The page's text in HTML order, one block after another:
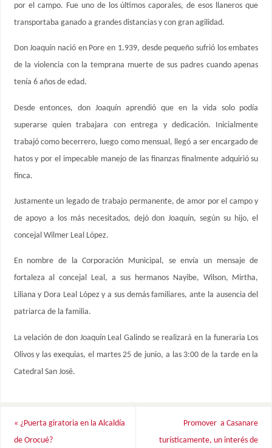
por el campo. Fue uno de los últimos caporales, de esos llaneros que
transportaba ganado a grandes distancias y con gran agilidad.
Don Joaquín nació en Pore en 1.939, desde pequeño sufrió los embates
de la violencia con la temprana muerte de sus padres cuando apenas
tenía 6 años de edad.
Desde entonces, don Joaquín aprendió que en la vida solo podía
superarse quien trabajara con entrega y dedicación. Inicialmente
trabajó como becerrero, luego como mensual, llegó a ser encargado de
hatos y por el impecable manejo de las finanzas finalmente adquirió su
finca.
Justamente un legado de trabajo permanente, de amor por el campo y
de apoyo a los más necesitados, dejó don Joaquín, según su hijo, el
concejal Wilmer Leal López.
En nombre de la Corporación Municipal, se envía un mensaje de
fortaleza al concejal Leal, a sus hermanos Nayibe, Wilson, Mirtha,
Liliana y Dora Leal López y a sus demás familiares, ante la ausencia del
patriarca de la familia.
La velación de don Joaquín Leal Galindo se realizará en la funeraria Los
Olivos y las exequias, el martes 25 de junio, a las 3:00 de la tarde en la
Catedral San José.
« ¿Puerta giratoria en la Alcaldía
de Orocué?
Promover a Casanare
turísticamente, un interés de